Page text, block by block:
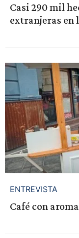
Casi 290 mil
extranjeras en
ENTREVISTA
Café con